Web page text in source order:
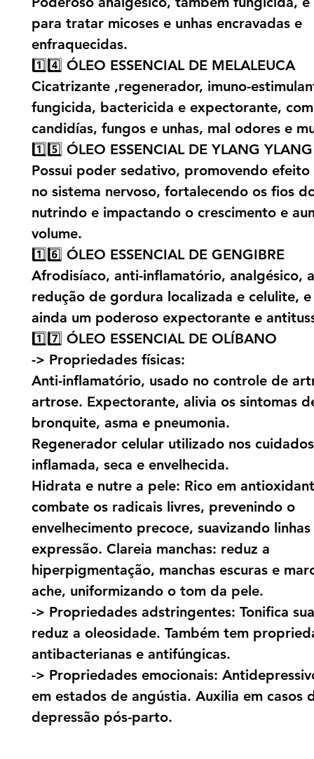
para tratar micoses e unhas encravadas e
enfraquecidas.
1️⃣4️⃣ ÓLEO ESSENCIAL DE MELALEUCA
Cicatrizante ,regenerador, imuno-
fungicida, bactericida e expectorante,
candidías, fungos e unhas, mal odores e
1️⃣5️⃣ ÓLEO ESSENCIAL DE YLANG YLANG
Possui poder sedativo, promovendo
no sistema nervoso, fortalecendo os fios
nutrindo e impactando o crescimento e
volume.
1️⃣6️⃣ ÓLEO ESSENCIAL DE GENGIBRE
Afrodisíaco, anti-inflamatório, analgésico,
redução de gordura localizada e celulite, e
ainda um poderoso expectorante e
1️⃣7️⃣ ÓLEO ESSENCIAL DE OLÍBANO
-> Propriedades físicas:
Anti-inflamatório, usado no controle de
artrose. Expectorante, alivia os sintomas
bronquite, asma e pneumonia.
Regenerador celular utilizado nos
inflamada, seca e envelhecida.
Hidrata e nutre a pele: Rico em
combate os radicais livres, prevenindo o
envelhecimento precoce, suavizando
expressão. Clareia manchas: reduz a
hiperpigmentação, manchas escuras e
ache, uniformizando o tom da pele.
-> Propriedades adstringentes: Tonifica
reduz a oleosidade. Também tem
antibacterianas e antifúngicas.
-> Propriedades emocionais:
em estados de angústia. Auxilia em casos
depressão pós-parto.